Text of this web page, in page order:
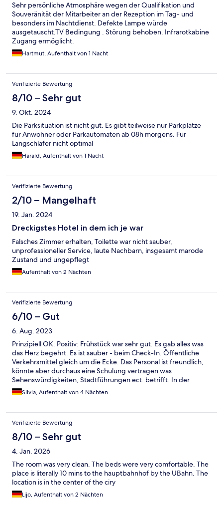
Sehr persönliche Atmosphäre wegen der Qualifikation und
Souveränität der Mitarbeiter an der Rezeption im Tag- und
besonders im Nachtdienst. Defekte Lampe würde
ausgetauscht.TV Bedingung . Störung behoben. Infrarotkabine
Zugang ermöglicht.
Hartmut, Aufenthalt von 1 Nacht
Verifizierte Bewertung
8/10 – Sehr gut
9. Okt. 2024
Die Parksituation ist nicht gut. Es gibt teilweise nur Parkplätze
für Anwohner oder Parkautomaten ab 08h morgens. Für
Langschläfer nicht optimal
Harald, Aufenthalt von 1 Nacht
Verifizierte Bewertung
2/10 – Mangelhaft
19. Jan. 2024
Dreckigstes Hotel in dem ich je war
Falsches Zimmer erhalten, Toilette war nicht sauber,
unprofessioneller Service, laute Nachbarn, insgesamt marode
Zustand und ungepflegt
Aufenthalt von 2 Nächten
Verifizierte Bewertung
6/10 – Gut
6. Aug. 2023
Prinzipiell OK. Positiv: Frühstück war sehr gut. Es gab alles was
das Herz begehrt. Es ist sauber - beim Check-In. Öffentliche
Verkehrsmittel gleich um die Ecke. Das Personal ist freundlich,
könnte aber durchaus eine Schulung vertragen was
Sehenswürdigkeiten, Stadtführungen ect. betrifft. In der
Hinsicht sind sie leider ahnungslos. Negativ: Laut
Internetbeschreibung werden die Zimmer täglich gereinigt.
Housekeeping hat heute zeitig Feierabend gemacht weil es so
schön warm war." Nach der zweiten Nacht teilte man mir mit,
dass die Zimmerreinigung bei "Bleibern" erst nach 3 Nächten
erfolgt. Ich habe aber wenigstens saubere trockene
Handtücher an der Rezeption erhalten (unsere wollten einfach
nicht trocknen). Ich erwarte wirklich keinen täglichen
Handtuchwechsel und mein Bett kann ich auch allein machen,
ein kleiner Hinweis im Zimmer neben den Wasserflaschen auf
dem Tisch hätte genügt um die Gäste zu informieren dass die
Zimmer momentan nicht täglich sondern erst nach 3 Tagen
Silvia, Aufenthalt von 4 Nächten
Verifizierte Bewertung
8/10 – Sehr gut
4. Jan. 2026
The room was very clean. The beds were very comfortable. The
place is literally 10 mins to the hauptbahnhof by the UBahn. The
location is in the center of the ciry
Lijo, Aufenthalt von 2 Nächten